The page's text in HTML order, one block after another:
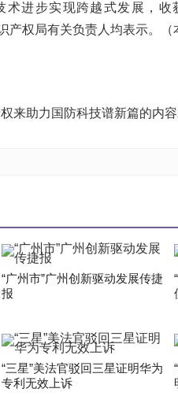
术进步实现跨越式发展，收
产权局有关负责人均表示。（
来助力国防科技谱新篇的内容
“广州市”广州创新驱动发展传捷
报
“三星”美法官驳回三星证明华为
专利无效上诉